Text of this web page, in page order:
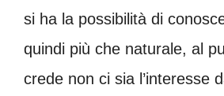
si ha la possibilità di
quindi più che naturale, al
crede non ci sia l’interesse